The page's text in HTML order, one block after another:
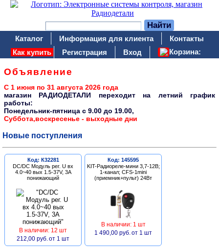
Каталог Информация для клиента
Контакты
Как купить
Регистрация Вход Корзина:
Объявление
С 1 июня по 31 августа 2026 года
магазин РАДИОДЕТАЛИ переходит на летний график
работы:
Понедельник-пятница c 9.00 до 19.00,
Суббота,воскресенье - выходные дни
Новые поступления
Код: К32281
DC/DC Модуль рег. U вх
4.0~40 вых 1.5-37V, 3A
понижающий
В наличии: 12 шт
212,00 руб. от 1 шт
Код: 145595
KIT-Радиореле-мини 3,7-12В;
1-канал; CFS-1mini
(приемник+пульт) 24Вт
В наличии: 1 шт
1 490,00 руб. от 1 шт